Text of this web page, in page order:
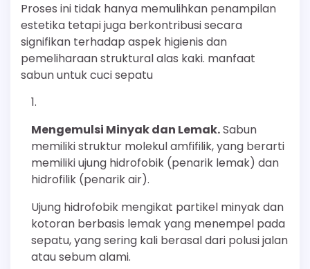
Proses ini tidak hanya memulihkan penampilan
estetika tetapi juga berkontribusi secara
signifikan terhadap aspek higienis dan
pemeliharaan struktural alas kaki. manfaat
sabun untuk cuci sepatu
Mengemulsi Minyak dan Lemak.Sabun
memiliki struktur molekul amfifilik, yang berarti
memiliki ujung hidrofobik (penarik lemak) dan
hidrofilik (penarik air).
Ujung hidrofobik mengikat partikel minyak dan
kotoran berbasis lemak yang menempel pada
sepatu, yang sering kali berasal dari polusi jalan
atau sebum alami.